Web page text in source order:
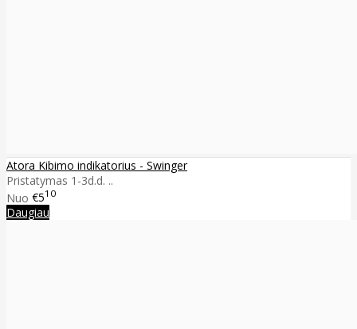
Atora Kibimo indikatorius - Swinger
Pristatymas 1-3d.d. ..
Nuo €510
Daugiau